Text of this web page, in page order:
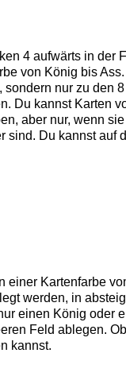
4 aufwärts in der
von König bis
nur zu den
Du kannst Karten
aber nur, wenn
sind. Du kannst auf
einer Kartenfarbe
werden, in
einen König oder
Feld ablegen.
kannst.